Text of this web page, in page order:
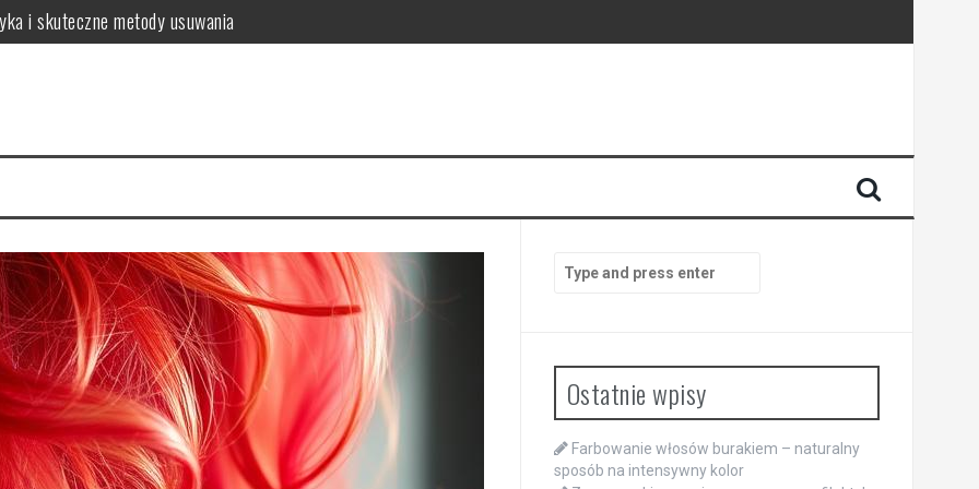
i skuteczne metody usuwania
włosów?
dla zdrowia
for:
Ostatnie wpisy
Farbowanie włosów burakiem – naturalny
sposób na intensywny kolor